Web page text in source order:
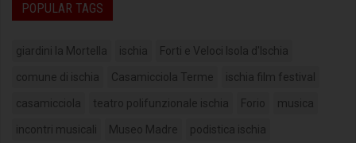
POPULAR TAGS
giardini la Mortella ischia Forti e Veloci Isola d'Ischia
comune di ischia Casamicciola Terme ischia film festival
casamicciola teatro polifunzionale ischia Forio musica
incontri musicali Museo Madre podistica ischia